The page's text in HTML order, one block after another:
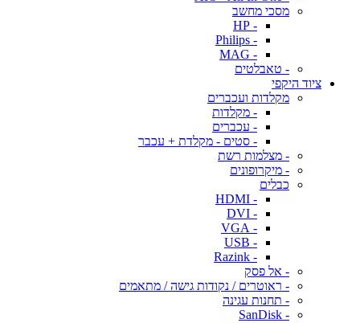
מסכי מחשב
- HP
- Philips
- MAG
- טאבלטים
ציוד היקפי
מקלדות ועכברים
- מקלדות
- עכברים
- סטים - מקלדת + עכבר
- מצלמות רשת
- מיקרופונים
כבלים
- HDMI
- DVI
- VGA
- USB
- Razink
- אל פסק
- ראוטרים / נקודות גישה / מתאמים
- תחנות עגינה
- SanDisk